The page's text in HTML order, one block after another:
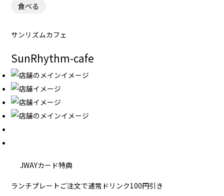
ひたちなか（佐和）
ひたちなか（勝田）
ひたちなか（那珂湊）
食べる
サンリズムカフェ
SunRhythm-cafe
JWAYカード特典
ランチプレートご注文で通常ドリンク100円引き